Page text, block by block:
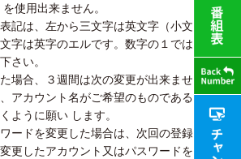
使用出来ません。
記は、左から三文字は英文字（小文字）
字は英字のエルです。数字の１では有り
さい。
場合、３週間は次の変更が出来ませんの
アカウント名がご希望のものであるか十
ように願い します。
ードを変更した場合は、次回の登録変更
更したアカウント又はパスワードを用い